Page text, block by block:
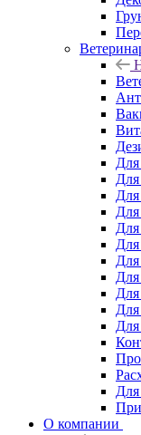
Для
Для
Для
При
О компании